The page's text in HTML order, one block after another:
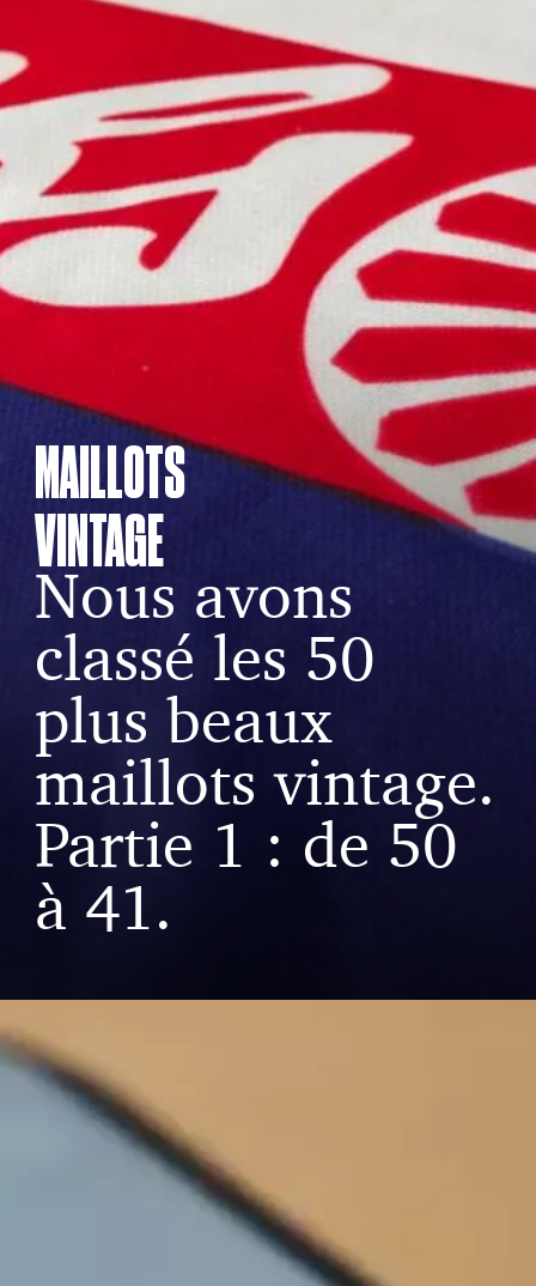
MAILLOTS
VINTAGE
Nous avons
classé les 50
plus beaux
maillots vintage.
Partie 1 : de 50
à 41.